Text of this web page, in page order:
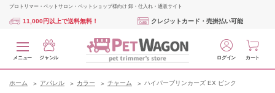
プロトリマー・ペットサロン・ペットショップ様向け 卸・仕入れ・通販サイト
11,000円以上で送料無料！ クレジットカード・売掛払い可能
メニュー ジャンル ログイン カート
ホーム アパレル カラー チャーム ハイパーブリンカーズ EX ピンク